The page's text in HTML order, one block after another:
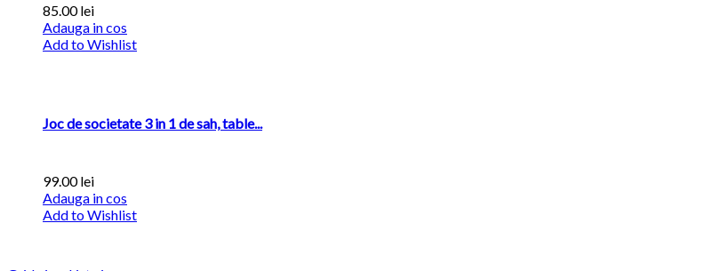
85.00lei
Adauga in cos
Add to Wishlist
Joc de societate 3 in 1 de sah, table...
99.00lei
Adauga in cos
Add to Wishlist